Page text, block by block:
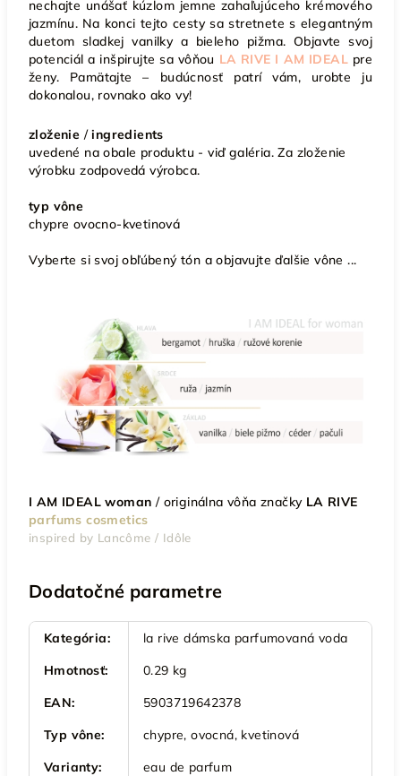
nechajte unášať kúzlom jemne zahaľujúceho krémového
jazmínu. Na konci tejto cesty sa stretnete s elegantným
duetom sladkej vanilky a bieleho pižma. Objavte svoj
potenciál a inšpirujte sa vôňou LA RIVE I AM IDEAL pre
ženy. Pamätajte – budúcnosť patrí vám, urobte ju
dokonalou, rovnako ako vy!
zloženie /ingredients
uvedené na obale produktu - viď galéria. Za zloženie
výrobku zodpovedá výrobca.
typ vône
chypre ovocno-kvetinová
Vyberte si svoj obľúbený tón a objavujte ďalšie vône ...
I AM IDEAL woman / originálna vôňa značky LA RIVE
parfums cosmetics
inspired by Lancôme / Idôle
Dodatočné parametre
Kategória:
la rive dámska parfumovaná voda
Hmotnosť:
0.29 kg
EAN:
5903719642378
Typ vône:
chypre, ovocná, kvetinová
Varianty:
eau de parfum